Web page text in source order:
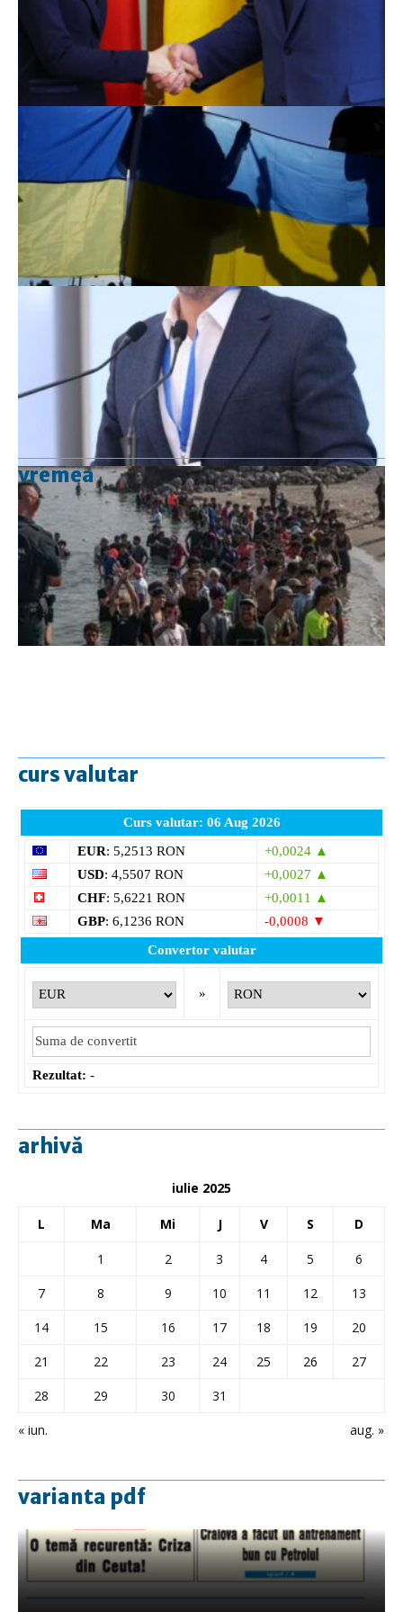
vremea
curs valutar
Curs valutar: 06 Aug 2026
EUR: 5,2513 RON
+0,0024 ▲
USD: 4,5507 RON
+0,0027 ▲
CHF: 5,6221 RON
+0,0011 ▲
GBP: 6,1236 RON
-0,0008 ▼
Convertor valutar
»
Rezultat: -
arhivă
iulie 2025
L Ma Mi J V S D
« iun. aug. »
1 2 3 4 5
6
7
8 9 10 11 12
13
14
15 16 17 18 19
20
21
22 23 24 25 26
27
28
29 30 31
varianta pdf